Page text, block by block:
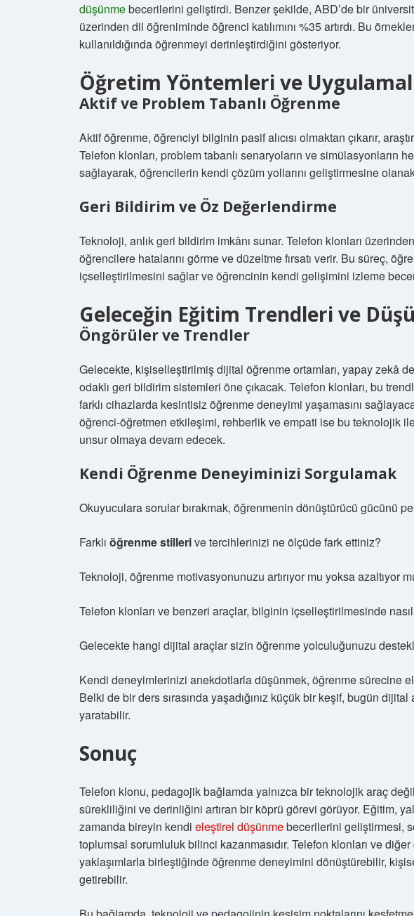
düşünmebecerilerini geliştirdi. Benzer şekilde, ABD’de bir
üzerinden dil öğreniminde öğrenci katılımını %35 artırdı. Bu
kullanıldığında öğrenmeyi derinleştirdiğini gösteriyor.
Öğretim Yöntemleri ve
Aktif ve Problem Tabanlı Öğrenme
Aktif öğrenme, öğrenciyi bilginin pasif alıcısı olmaktan çıkarır,
Telefon klonları, problem tabanlı senaryoların ve simülasyonların
sağlayarak, öğrencilerin kendi çözüm yollarını geliştirmesine olanak
Geri Bildirim ve Öz Değerlendirme
Teknoloji, anlık geri bildirim imkânı sunar. Telefon klonları
öğrencilere hatalarını görme ve düzeltme fırsatı verir. Bu süreç,
içselleştirilmesini sağlar ve öğrencinin kendi gelişimini izleme
Geleceğin Eğitim Trendleri ve
Öngörüler ve Trendler
Gelecekte, kişiselleştirilmiş dijital öğrenme ortamları, yapay zekâ
odaklı geri bildirim sistemleri öne çıkacak. Telefon klonları, bu
farklı cihazlarda kesintisiz öğrenme deneyimi yaşamasını
öğrenci-öğretmen etkileşimi, rehberlik ve empati ise bu teknolojik
unsur olmaya devam edecek.
Kendi Öğrenme Deneyiminizi Sorgulamak
Okuyuculara sorular bırakmak, öğrenmenin dönüştürücü gücünü
Farklı öğrenme stillerive tercihlerinizi ne ölçüde fark ettiniz?
Teknoloji, öğrenme motivasyonunuzu artırıyor mu yoksa azaltıyor
Telefon klonları ve benzeri araçlar, bilginin içselleştirilmesinde
Gelecekte hangi dijital araçlar sizin öğrenme yolculuğunuzu
Kendi deneyimlerinizi anekdotlarla düşünmek, öğrenme sürecine
Belki de bir ders sırasında yaşadığınız küçük bir keşif, bugün
yaratabilir.
Sonuç
Telefon klonu, pedagojik bağlamda yalnızca bir teknolojik araç
sürekliliğini ve derinliğini artıran bir köprü görevi görüyor. Eğitim,
zamanda bireyin kendi eleştirel düşünmebecerilerini geliştirmesi,
toplumsal sorumluluk bilinci kazanmasıdır. Telefon klonları ve
yaklaşımlarla birleştiğinde öğrenme deneyimini dönüştürebilir,
getirebilir.